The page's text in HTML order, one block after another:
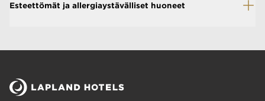
Esteettömät ja allergiaystävälliset huoneet